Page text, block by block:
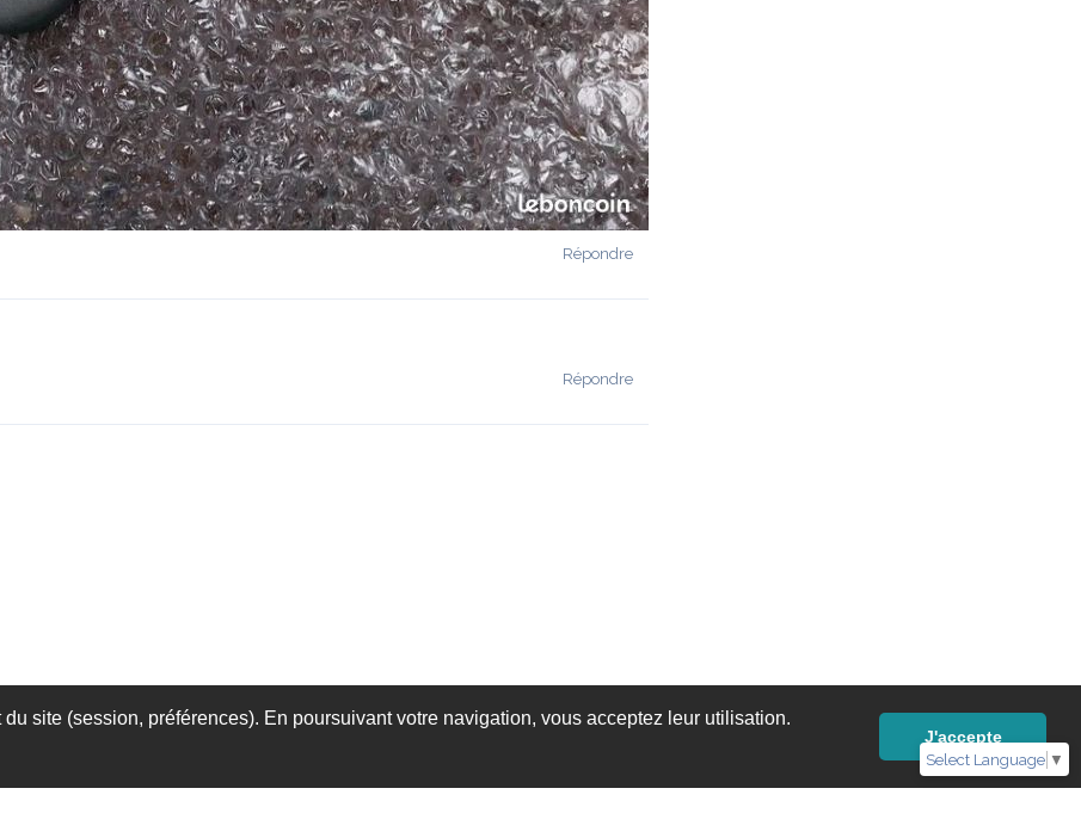
site (session, préférences). En poursuivant votre navigation, vous acceptez leur utilisation.
J'accepte
Select Language ▼
Répondre
Répondre